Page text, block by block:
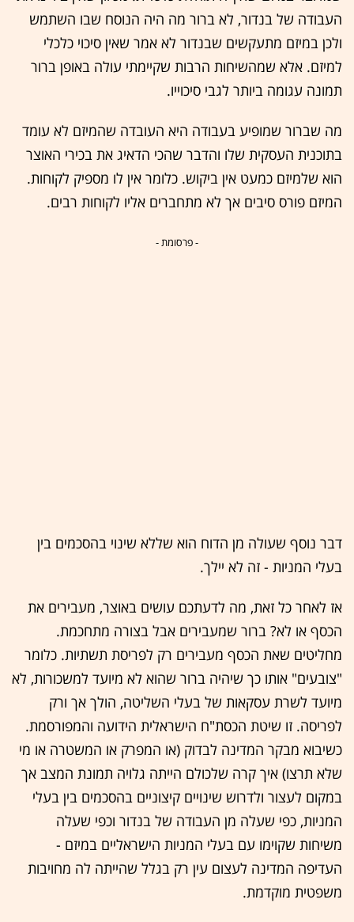
העבודה של בנדור, לא ברור מה היה הנוסח שבו השתמש
ולכן במיזם מתעקשים שבנדור לא אמר שאין סיכוי כלכלי
למיזם. אלא שמהשיחות הרבות שקיימתי עולה באופן ברור
תמונה עגומה ביותר לגבי סיכוייו.
מה שברור שמופיע בעבודה היא העובדה שהמיזם לא עומד
בתוכנית העסקית שלו והדבר שהכי הדאיג את בכירי האוצר
הוא שלמיזם כמעט אין ביקוש. כלומר אין לו מספיק לקוחות.
המיזם פורס סיבים אך לא מתחברים אליו לקוחות רבים.
- פרסומת -
דבר נוסף שעולה מן הדוח הוא שללא שינוי בהסכמים בין
בעלי המניות - זה לא יילך.
אז לאחר כל זאת, מה לדעתכם עושים באוצר, מעבירים את
הכסף או לא? ברור שמעבירים אבל בצורה מתחכמת.
מחליטים שאת הכסף מעבירים רק לפריסת תשתיות. כלומר
"צובעים" אותו כך שיהיה ברור שהוא לא מיועד למשכורות, לא
מיועד לשרת עסקאות של בעלי השליטה, הולך אך ורק
לפריסה. זו שיטת הכסת"ח הישראלית הידועה והמפורסמת.
כשיבוא מבקר המדינה לבדוק (או המפרק או המשטרה או מי
שלא תרצו) איך קרה שלכולם הייתה גלויה תמונת המצב אך
במקום לעצור ולדרוש שינויים קיצוניים בהסכמים בין בעלי
המניות, כפי שעלה מן העבודה של בנדור וכפי שעלה
משיחות שקוימו עם בעלי המניות הישראליים במיזם -
העדיפה המדינה לעצום עין רק בגלל שהייתה לה מחויבות
משפטית מוקדמת.